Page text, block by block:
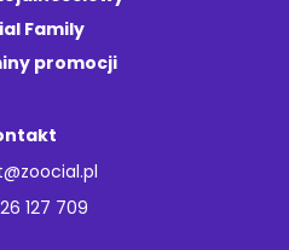
Family
promocji
127 709